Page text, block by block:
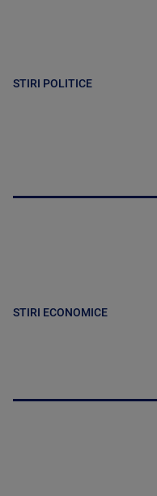
STIRI POLITICE
STIRI ECONOMICE